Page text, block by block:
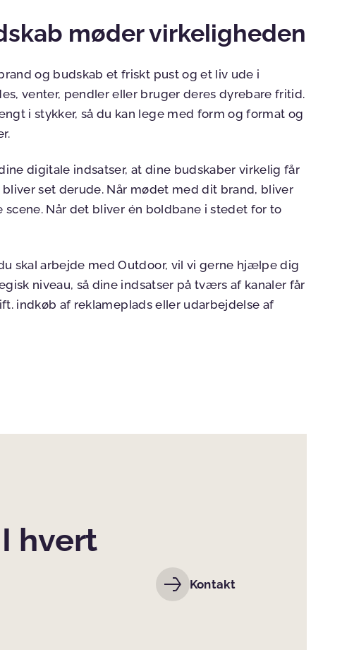
møder virkeligheden
og budskab et friskt pust og et liv ude i
venter, pendler eller bruger deres dyrebare fritid.
i stykker, så du kan lege med form og format og
digitale indsatser, at dine budskaber virkelig får
set derude. Når mødet med dit brand, bliver
Når det bliver én boldbane i stedet for to
skal arbejde med Outdoor, vil vi gerne hjælpe dig
niveau, så dine indsatser på tværs af kanaler får
indkøb af reklameplads eller udarbejdelse af
hvert
Kontakt